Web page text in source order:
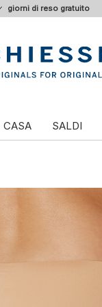
giorni di reso gratuito
CASA SALDI